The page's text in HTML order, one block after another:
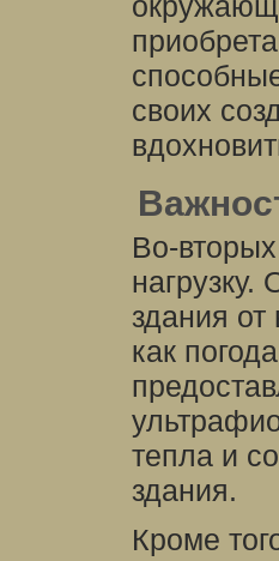
своих
Во-
здания
как
тепла и
здания.
Кроме